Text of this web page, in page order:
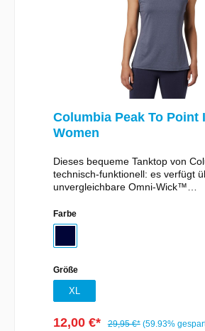
Columbia Peak To Point
Women
Dieses bequeme Tanktop von
technisch-funktionell: es verfügt
unvergleichbare Omni-Wick™
schnell vom Körper weggeleitet.Details:
Wick™ feuchtigkeitsregulierender
Einsatzmöglichkeiten: Wandern,
Farbe
Größe
XL
12,00 €* 29,95 €* (59.93%